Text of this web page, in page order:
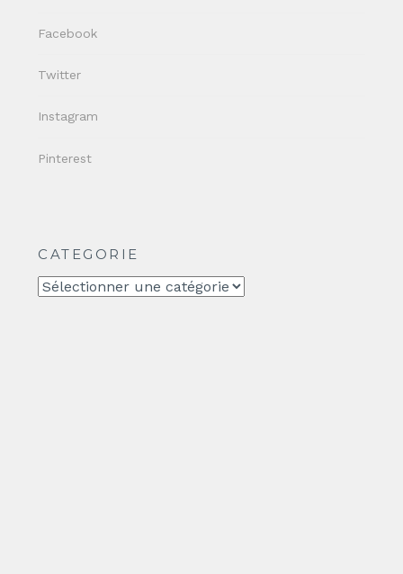
Facebook
Twitter
Instagram
Pinterest
CATEGORIE
CATEGORIE